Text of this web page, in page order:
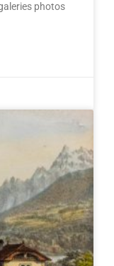
photos